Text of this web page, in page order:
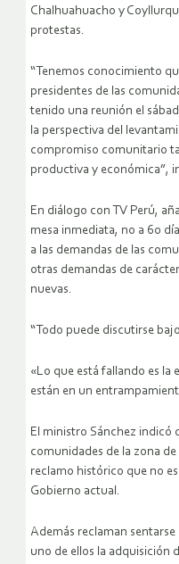
Chalhuahuacho y
protestas.
“Tenemos conocimiento
presidentes de las
tenido una reunión el
la perspectiva del
compromiso comunitario
productiva y económica”,
En diálogo con TV Perú,
mesa inmediata, no a 60
a las demandas de las
otras demandas de
nuevas.
“Todo puede discutirse
«Lo que está fallando es la
están en un
El ministro Sánchez indicó
comunidades de la zona
reclamo histórico que no
Gobierno actual.
Además reclaman
uno de ellos la adquisición